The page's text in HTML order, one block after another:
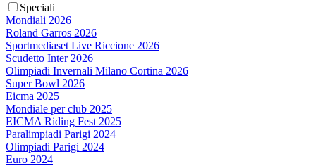
Speciali
Mondiali 2026
Roland Garros 2026
Sportmediaset Live Riccione 2026
Scudetto Inter 2026
Olimpiadi Invernali Milano Cortina 2026
Super Bowl 2026
Eicma 2025
Mondiale per club 2025
EICMA Riding Fest 2025
Paralimpiadi Parigi 2024
Olimpiadi Parigi 2024
Euro 2024